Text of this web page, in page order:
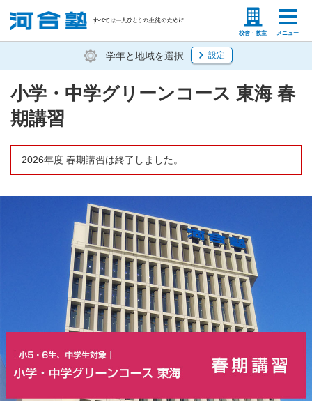
校舎・教室 メニュー
塾生の方 高等学校の先生
学年と地域を選択 設定
小学・中学グリーンコース 東海 春
期講習
2026年度 春期講習は終了しました。